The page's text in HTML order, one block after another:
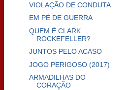
VIOLAÇÃO DE CONDUTA
EM PÉ DE GUERRA
QUEM É CLARK
ROCKEFELLER?
JUNTOS PELO ACASO
JOGO PERIGOSO (2017)
ARMADILHAS DO
CORAÇÃO